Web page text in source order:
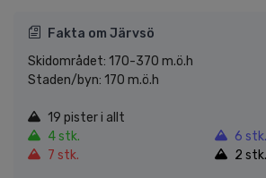
Fakta om Järvsö
Skidområdet: 170-370 m.ö.h
Staden/byn: 170 m.ö.h
19 pister i allt
4 stk.
6 stk.
7 stk.
2 stk.